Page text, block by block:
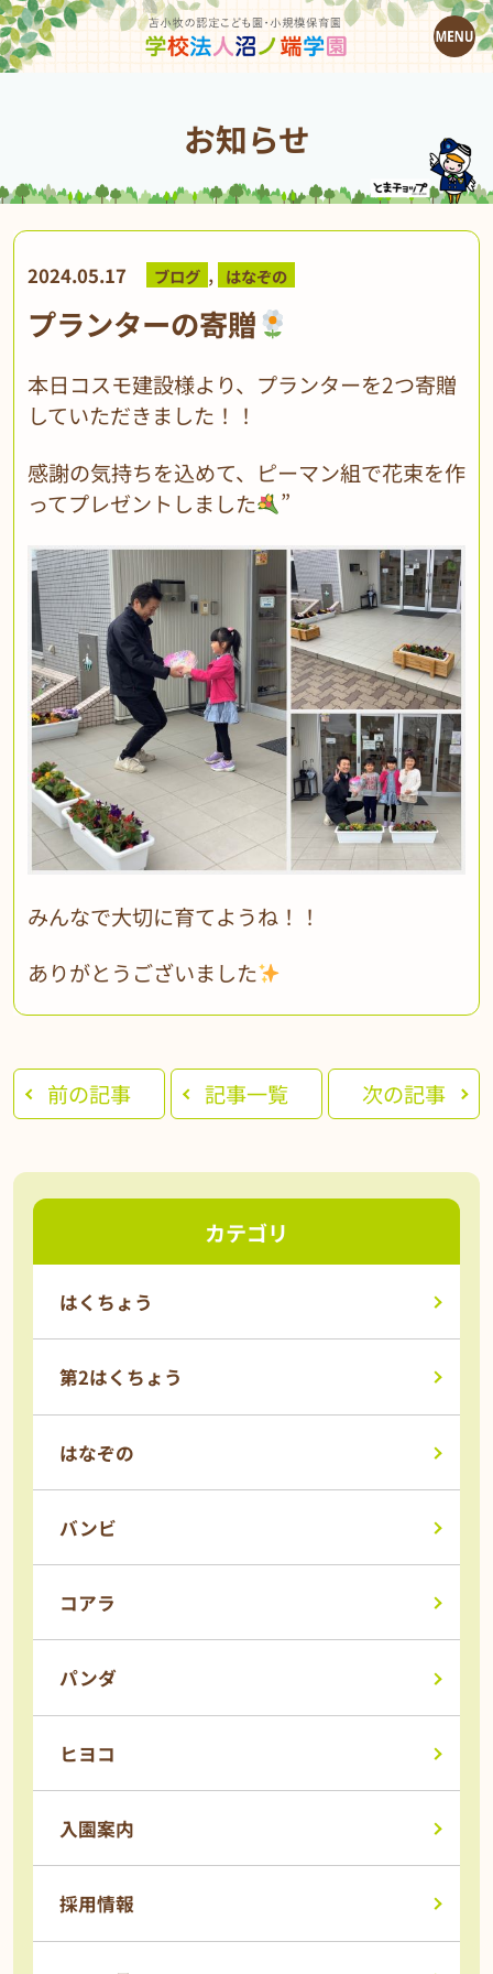
お知らせ
2024.05.17 ブログ , はなぞの
プランターの寄贈
本日コスモ建設様より、プランターを2つ寄贈
していただきました！！
感謝の気持ちを込めて、ピーマン組で花束を作
ってプレゼントしました
”
みんなで大切に育てようね！！
ありがとうございました
前の記事 記事一覧 次の記事
カテゴリ
はくちょう
第2はくちょう
はなぞの
バンビ
コアラ
パンダ
ヒヨコ
入園案内
採用情報